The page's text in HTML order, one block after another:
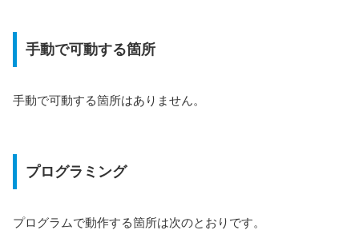
手動で可動する箇所
手動で可動する箇所はありません。
プログラミング
プログラムで動作する箇所は次のとおりです。